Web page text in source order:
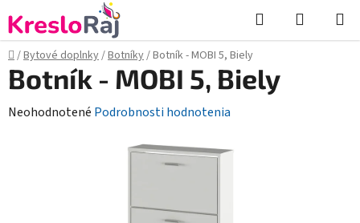
na
obsah
Hľadať
KOŠÍK
Domov
/Bytové doplnky/Botníky/Botník - MOBI 5, Biely
Botník - MOBI 5, Biely
Priemerné
Neohodnotené Podrobnosti hodnotenia